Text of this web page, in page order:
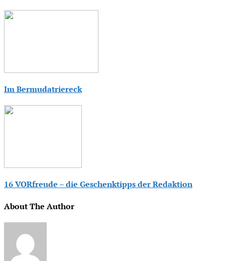
Im Bermudatriereck
16 VORfreude – die Geschenktipps der Redaktion
About The Author